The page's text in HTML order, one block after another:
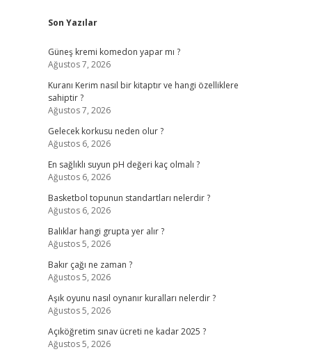
Sidebar
Son Yazılar
Güneş kremi komedon yapar mı ?
Ağustos 7, 2026
Kuranı Kerim nasıl bir kitaptır ve hangi özelliklere
sahiptir ?
Ağustos 7, 2026
Gelecek korkusu neden olur ?
Ağustos 6, 2026
En sağlıklı suyun pH değeri kaç olmalı ?
Ağustos 6, 2026
Basketbol topunun standartları nelerdir ?
Ağustos 6, 2026
Balıklar hangi grupta yer alır ?
Ağustos 5, 2026
Bakır çağı ne zaman ?
Ağustos 5, 2026
Aşık oyunu nasıl oynanır kuralları nelerdir ?
Ağustos 5, 2026
Açıköğretim sınav ücreti ne kadar 2025 ?
Ağustos 5, 2026